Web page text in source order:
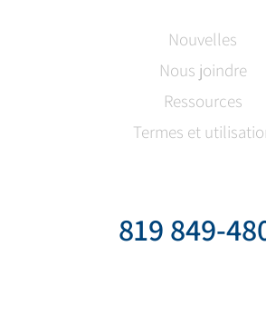
Nouvelles
Nous joindre
Ressources
Termes et
819 849-